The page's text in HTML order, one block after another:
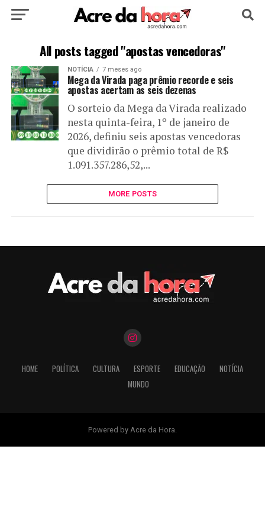
HOME POLÍTICA CULTURA ESPORTE
EDUCAÇÃO NOTÍCIA MUNDO
All posts tagged "apostas vencedoras"
NOTÍCIA 7 meses ago
Mega da Virada paga prêmio recorde e seis
apostas acertam as seis dezenas
O sorteio da Mega da Virada realizado
nesta quinta-feira, 1º de janeiro de
2026, definiu seis apostas vencedoras
que dividirão o prêmio total de R$
1.091.357.286,52,...
MORE POSTS
HOME POLÍTICA CULTURA ESPORTE EDUCAÇÃO
NOTÍCIA
MUNDO
Powered by Acre da Hora.